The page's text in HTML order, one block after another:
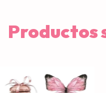
Productos